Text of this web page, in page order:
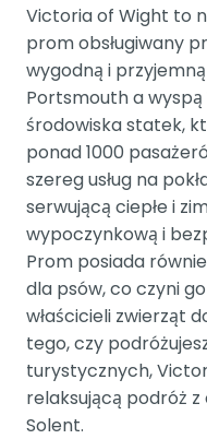
Victoria of Wight to
prom obsługiwany
wygodną i
Portsmouth a
środowiska statek,
ponad 1000
szereg usług na
serwującą ciepłe i
wypoczynkową i
Prom posiada
dla psów, co czyni
właścicieli zwierząt
tego, czy
turystycznych,
relaksującą podróż z
Solent.